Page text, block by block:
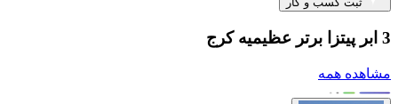
3 ابر پیتزا برتر عظیمیه کرج
مشاهده همه